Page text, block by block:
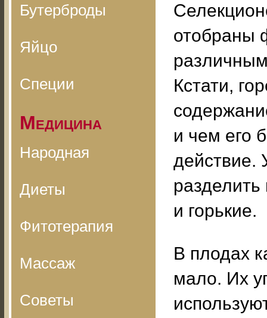
Бутерброды
Яйцо
Специи
Медицина
Народная
Диеты
Фитотерапия
Массаж
Советы
отобраны
Кстати,
и чем его
действие.
и горькие.
В плодах
мало. Их